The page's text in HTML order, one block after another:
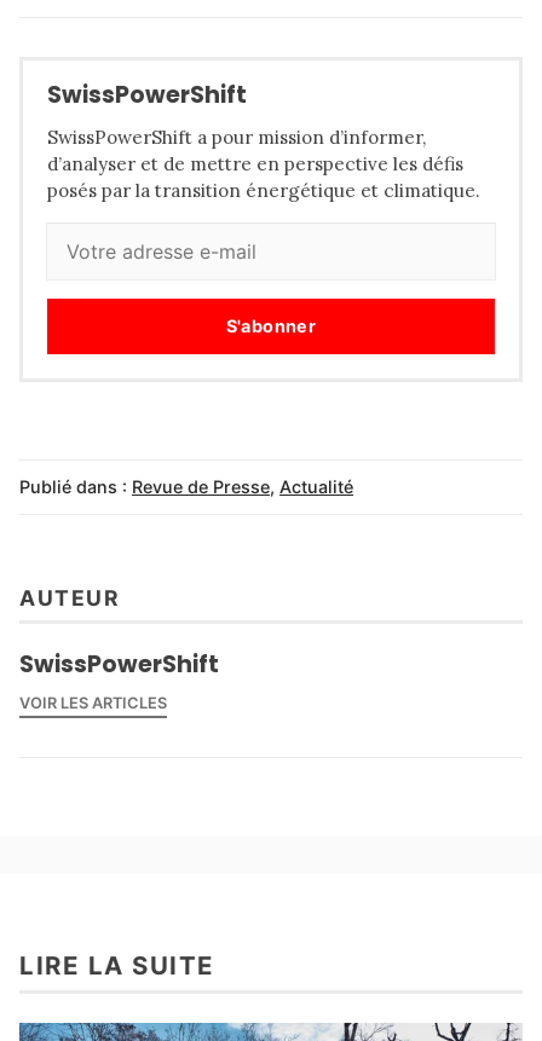
SwissPowerShift
SwissPowerShift a pour mission d’informer,
d’analyser et de mettre en perspective les défis
posés par la transition énergétique et climatique.
S'abonner
Publié dans : Revue de Presse, Actualité
AUTEUR
SwissPowerShift
VOIR LES ARTICLES
LIRE LA SUITE